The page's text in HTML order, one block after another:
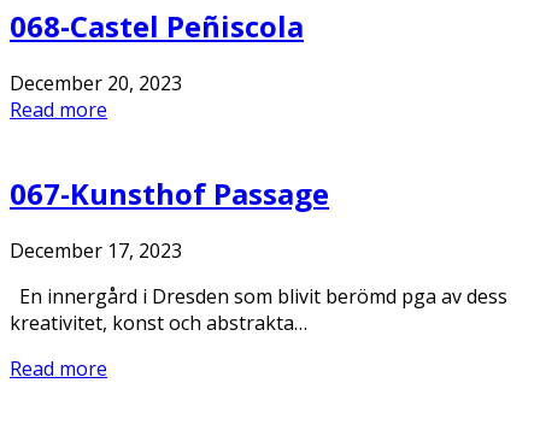
068-Castel Peñiscola
December 20, 2023
Read more
067-Kunsthof Passage
December 17, 2023
En innergård i Dresden som blivit berömd pga av dess
kreativitet, konst och abstrakta…
Read more